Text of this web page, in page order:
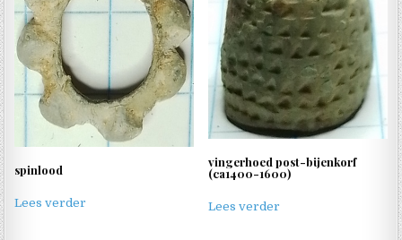
spinlood
Lees verder
vingerhoed post-bijenkorf
(ca1400-1600)
Lees verder